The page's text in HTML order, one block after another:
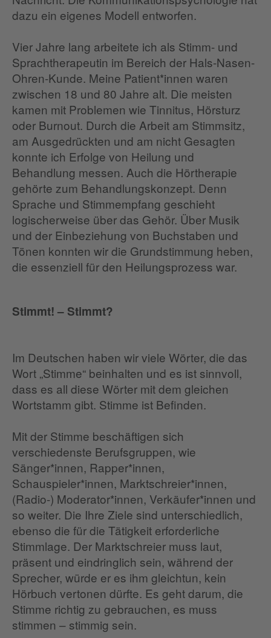
dazu ein eigenes Modell entworfen.
Vier Jahre lang arbeitete ich als Stimm- und
Sprachtherapeutin im Bereich der Hals-Nasen-
Ohren-Kunde. Meine Patient*innen waren
zwischen 18 und 80 Jahre alt. Die meisten
kamen mit Problemen wie Tinnitus, Hörsturz
oder Burnout. Durch die Arbeit am Stimmsitz,
am Ausgedrückten und am nicht Gesagten
konnte ich Erfolge von Heilung und
Behandlung messen. Auch die Hörtherapie
gehörte zum Behandlungskonzept. Denn
Sprache und Stimmempfang geschieht
logischerweise über das Gehör. Über Musik
und der Einbeziehung von Buchstaben und
Tönen konnten wir die Grundstimmung heben,
die essenziell für den Heilungsprozess war.
Stimmt! – Stimmt?
Im Deutschen haben wir viele Wörter, die das
Wort „Stimme“ beinhalten und es ist sinnvoll,
dass es all diese Wörter mit dem gleichen
Wortstamm gibt. Stimme ist Befinden.
Mit der Stimme beschäftigen sich
verschiedenste Berufsgruppen, wie
Sänger*innen, Rapper*innen,
Schauspieler*innen, Marktschreier*innen,
(Radio-) Moderator*innen, Verkäufer*innen und
so weiter. Die Ihre Ziele sind unterschiedlich,
ebenso die für die Tätigkeit erforderliche
Stimmlage. Der Marktschreier muss laut,
präsent und eindringlich sein, während der
Sprecher, würde er es ihm gleichtun, kein
Hörbuch vertonen dürfte. Es geht darum, die
Stimme richtig zu gebrauchen, es muss
stimmen – stimmig sein.